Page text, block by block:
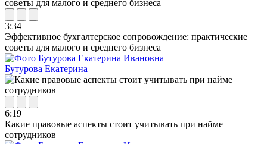
3:34
Эффективное бухгалтерское сопровождение: практические
советы для малого и среднего бизнеса
Бутурова Екатерина
6:19
Какие правовые аспекты стоит учитывать при найме
сотрудников